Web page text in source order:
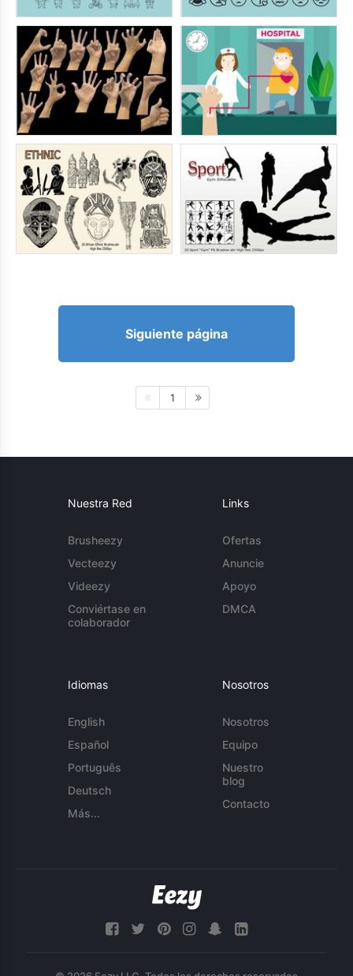
Siguiente página
1
Nuestra Red
Brusheezy
Vecteezy
Videezy
Conviértase en
colaborador
Links
Ofertas
Anuncie
Apoyo
DMCA
Idiomas
English
Español
Português
Deutsch
Más...
Nosotros
Nosotros
Equipo
Nuestro
blog
Contacto